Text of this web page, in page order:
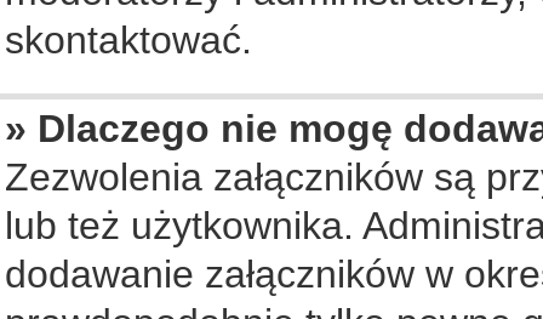
skontaktować.
» Dlaczego nie mogę
Zezwolenia załączników są
lub też użytkownika.
dodawanie załączników w